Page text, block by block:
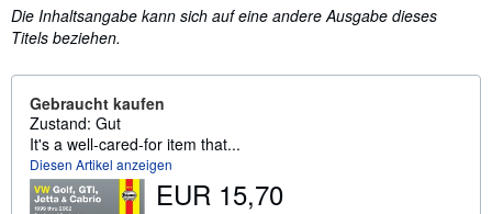
Die Inhaltsangabe kann sich auf eine andere Ausgabe dieses
Titels beziehen.
Gebraucht kaufen
Zustand: Gut
It's a well-cared-for item that...
Diesen Artikel anzeigen
EUR 15,70